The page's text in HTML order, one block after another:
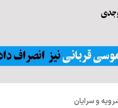
و سرایان